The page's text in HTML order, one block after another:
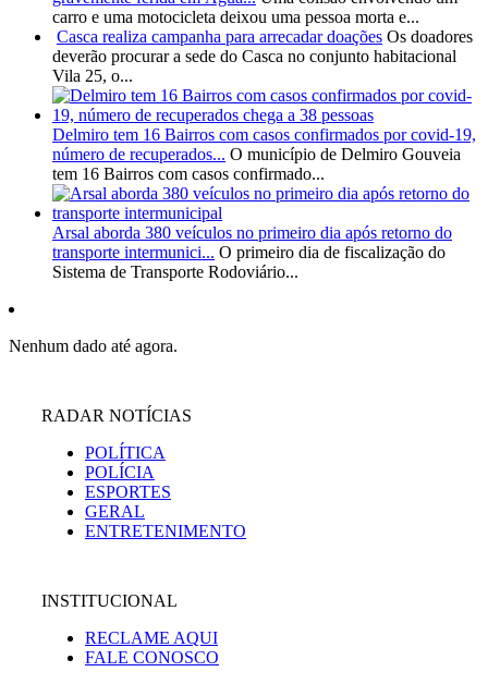
carro e uma motocicleta deixou uma pessoa morta e...
Casca realiza campanha para arrecadar doações Os doadores
deverão procurar a sede do Casca no conjunto habitacional
Vila 25, o...
Delmiro tem 16 Bairros com casos confirmados por covid-19,
número de recuperados... O município de Delmiro Gouveia
tem 16 Bairros com casos confirmado...
Arsal aborda 380 veículos no primeiro dia após retorno do
transporte intermunici... O primeiro dia de fiscalização do
Sistema de Transporte Rodoviário...
Nenhum dado até agora.
RADAR NOTÍCIAS
POLÍTICA
POLÍCIA
ESPORTES
GERAL
ENTRETENIMENTO
INSTITUCIONAL
RECLAME AQUI
FALE CONOSCO